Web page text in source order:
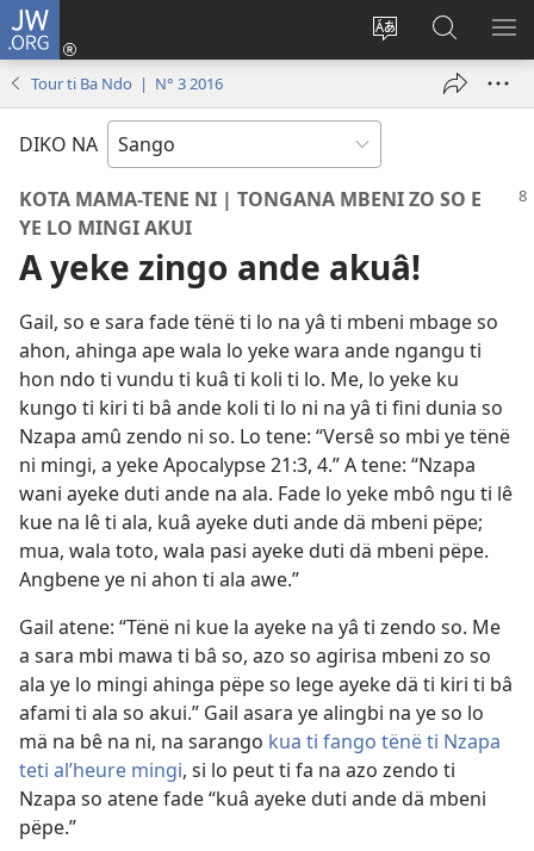
JW.ORG
Changé
ayeke
na
ti
ni
connecté
fini
Gingo
aye
na
JW.ORG
FA
Tour ti Ba Ndo | N° 3 2016
DIKO NA
KOTA MAMA-TENE NI | TONGANA MBENI ZO SO E
YE LO MINGI AKUI
A yeke zingo ande akuâ!
Gail, so e sara fade tënë ti lo na yâ ti mbeni mbage so
ahon, ahinga ape wala lo yeke wara ande ngangu ti
hon ndo ti vundu ti kuâ ti koli ti lo. Me, lo yeke ku
kungo ti kiri ti bâ ande koli ti lo ni na yâ ti fini dunia so
Nzapa amû zendo ni so. Lo tene: “Versê so mbi ye tënë
ni mingi, a yeke Apocalypse 21:3, 4.” A tene: “Nzapa
wani ayeke duti ande na ala. Fade lo yeke mbô ngu ti lê
kue na lê ti ala, kuâ ayeke duti ande dä mbeni pëpe;
mua, wala toto, wala pasi ayeke duti dä mbeni pëpe.
Angbene ye ni ahon ti ala awe.”
Gail atene: “Tënë ni kue la ayeke na yâ ti zendo so. Me
a sara mbi mawa ti bâ so, azo so agirisa mbeni zo so
ala ye lo mingi ahinga pëpe so lege ayeke dä ti kiri ti bâ
afami ti ala so akui.” Gail asara ye alingbi na ye so lo
mä na bê na ni, na sarango kua ti fango tënë ti Nzapa
teti al’heure mingi, si lo peut ti fa na azo zendo ti
Nzapa so atene fade “kuâ ayeke duti ande dä mbeni
pëpe.”